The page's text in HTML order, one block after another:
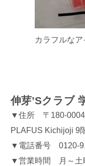
カラフルなア
伸芽’Sクラブ
▼住所 〒180-0004
PLAFUS Kichijoji 9
▼電話番号 0120-
▼営業時間 月～土